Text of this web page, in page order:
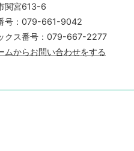
関宮613-6
号：079-661-9042
クス番号：079-667-2277
ムからお問い合わせをする